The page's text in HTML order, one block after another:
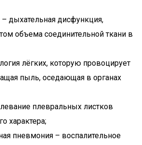
дыхательная дисфункция,
объема соединительной ткани в
лёгких, которую провоцирует
пыль, оседающая в органах
плевральных листков
характера;
пневмония – воспалительное